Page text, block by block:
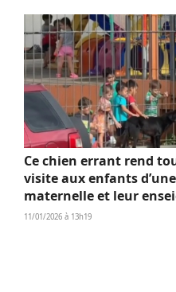
Ce chien errant rend
visite aux enfants
maternelle et leur
et l’empathie (vidéo)
11/01/2026 à 13h19